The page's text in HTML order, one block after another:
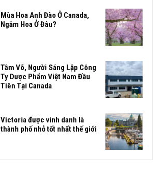
Mùa Hoa Anh Đào Ở Canada,
Ngắm Hoa Ở Đâu?
Tâm Võ, Người Sáng Lập Công
Ty Dược Phẩm Việt Nam Đầu
Tiên Tại Canada
Victoria được vinh danh là
thành phố nhỏ tốt nhất thế giới